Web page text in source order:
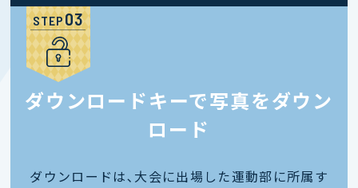
STEP
ダウンロードキーで写真をダウン
ロード
ダウンロードは､大会に出場した運動部に所属す